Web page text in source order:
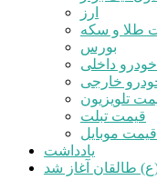
ارز
طلا و سکه
بورس
داخلی
خارجی
تلویزیون
قیمت تبلت
قیمت موبایل
یادداشت
طالقان آغاز شد